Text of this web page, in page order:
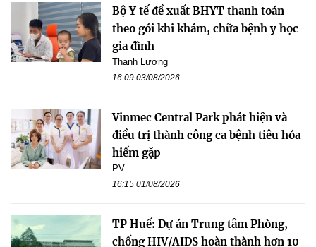
Bộ Y tế đề xuất BHYT thanh toán
theo gói khi khám, chữa bệnh y học
gia đình
Thanh Lương
16:09 03/08/2026
Vinmec Central Park phát hiện và
điều trị thành công ca bệnh tiêu hóa
hiếm gặp
PV
16:15 01/08/2026
TP Huế: Dự án Trung tâm Phòng,
chống HIV/AIDS hoàn thành hơn 10